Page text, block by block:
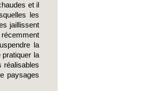
et il
les
jaillissent
la
la
réalisables
paysages